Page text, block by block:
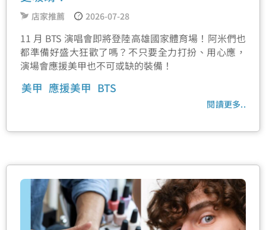
店家推薦 2026-07-28
11 月 BTS 演唱會即將登陸高雄國家體育場！阿米們也
都準備好盛大狂歡了嗎？不只要全力打扮、用心應，
演場會應援美甲也不可或缺的裝備！
美甲 應援美甲 BTS
閱讀更多..